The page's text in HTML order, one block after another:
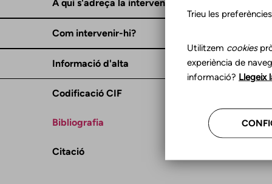
A qui s'adreça la intervenció?
Com intervenir-hi?
Informació d'alta
Codificació CIF
Bibliografia
Citació
Trieu les
Utilitzem cookies
experiència de
informació? Llegeix